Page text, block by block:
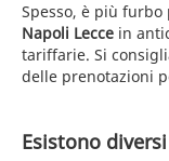
Spesso, è più
Napoli Lecce in
tariffarie. Si
delle prenotazioni
Esistono